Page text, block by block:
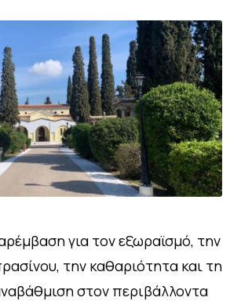
για τον εξωραϊσμό, την
την καθαριότητα και τη
στον περιβάλλοντα